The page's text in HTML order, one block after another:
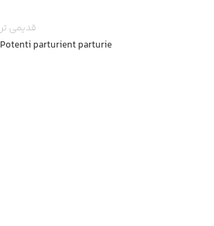
قدیمی تر
Potenti parturient parturie